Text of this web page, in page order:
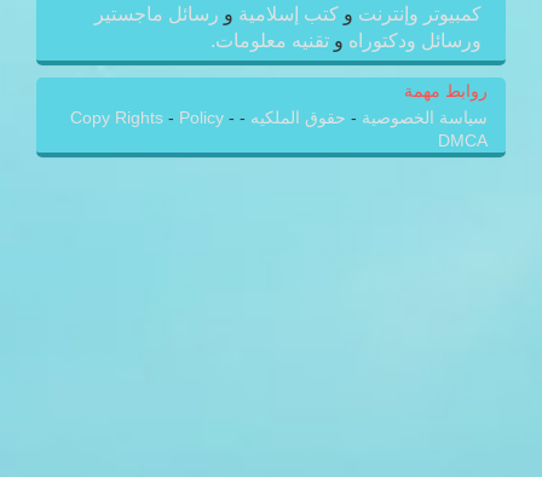
كمبيوتر وإنترنت و كتب إسلامية و رسائل ماجستير
ورسائل ودكتوراه و تقنيه معلومات.
روابط مهمة
سياسة الخصوصية - حقوق الملكيه -
Copy Rights - Policy -
DMCA